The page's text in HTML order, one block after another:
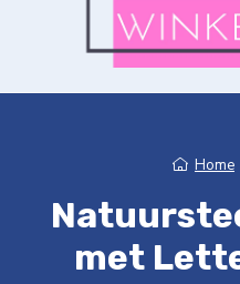
Home
met